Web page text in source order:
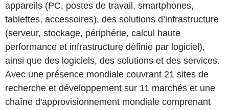
appareils (PC, postes de travail, smartphones,
tablettes, accessoires), des solutions d’infrastructure
(serveur, stockage, périphérie, calcul haute
performance et infrastructure définie par logiciel),
ainsi que des logiciels, des solutions et des services.
Avec une présence mondiale couvrant 21 sites de
recherche et développement sur 11 marchés et une
chaîne d'approvisionnement mondiale comprenant